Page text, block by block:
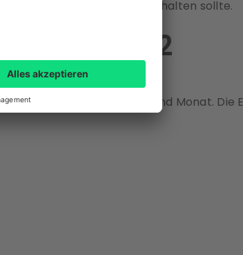
die man sich üblicherweise halten sollte.
2022
Wohnnutzfläche und Monat. Die